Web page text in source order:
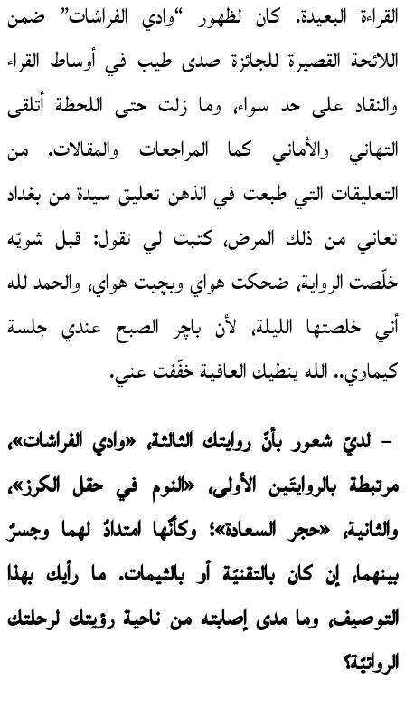
القراءة البعيدة. كان لظهور “وادي الفراشات” ضمن
اللائحة القصيرة للجائزة صدى طيب في أوساط القراء
والنقاد على حد سواء، وما زلت حتى اللحظة أتلقى
التهاني والأماني كما المراجعات والمقالات. من
التعليقات التي طبعت في الذهن تعليق سيدة من بغداد
تعاني من ذلك المرض، كتبت لي تقول: قبل شويّه
خلّصت الرواية، ضحكت هواي وبچيت هواي، والحمد لله
أني خلصتها الليلة، لأن باچر الصبح عندي جلسة
كيماوي.. الله ينطيك العافية خفّفت عني.
– لديّ شعور بأنّ روايتك الثالثة، «وادي الفراشات»،
مرتبطة بالروايتَين الأولى، «النوم في حقل الكرز»،
والثانية، «حجر السعادة»؛ وكأنّها امتدادٌ لهما وجسرٌ
بينهما، إن كان بالتقنيّة أو بالثيمات. ما رأيك بهذا
التوصيف، وما مدى إصابته من ناحية رؤيتك لرحلتك
الروائيّة؟